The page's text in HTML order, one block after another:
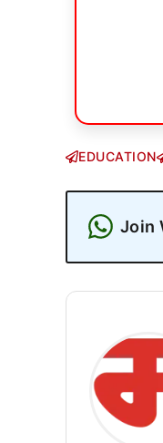
EDUCATION
Join